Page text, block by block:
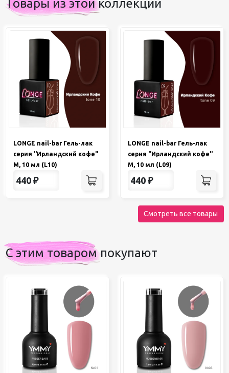
Товары из этой коллекции
LONGE nail-bar Гель-лак
серия "Ирландский кофе"
М, 10 мл (L10)
440 ₽
LONGE nail-bar Гель-лак
серия "Ирландский кофе"
М, 10 мл (L09)
440 ₽
Смотреть все товары
С этим товаром покупают